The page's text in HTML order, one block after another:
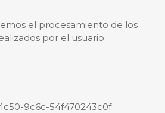
el procesamiento de los
por el usuario.